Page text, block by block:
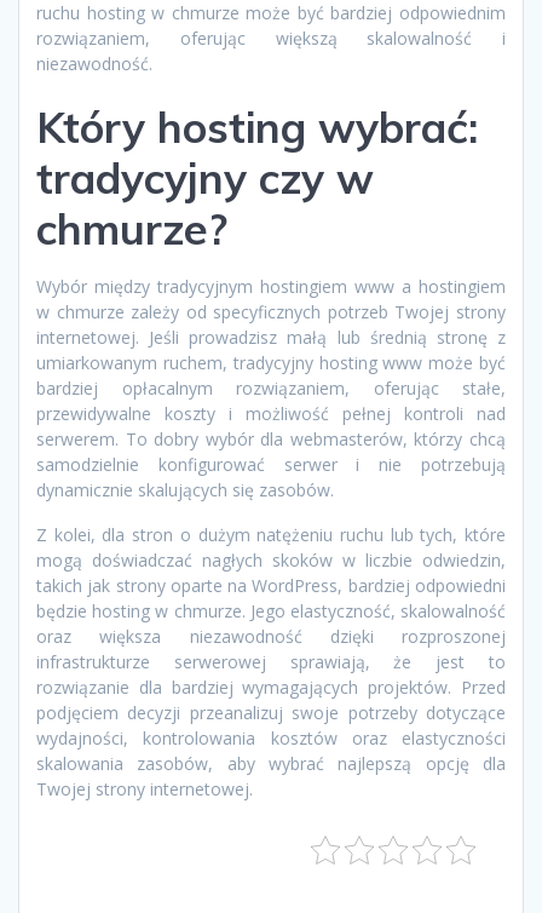
ruchu hosting w chmurze może być bardziej odpowiednim
rozwiązaniem, oferując większą skalowalność i
niezawodność.
Który hosting wybrać:
tradycyjny czy w
chmurze?
Wybór między tradycyjnym hostingiem www a hostingiem
w chmurze zależy od specyficznych potrzeb Twojej strony
internetowej. Jeśli prowadzisz małą lub średnią stronę z
umiarkowanym ruchem, tradycyjny hosting www może być
bardziej opłacalnym rozwiązaniem, oferując stałe,
przewidywalne koszty i możliwość pełnej kontroli nad
serwerem. To dobry wybór dla webmasterów, którzy chcą
samodzielnie konfigurować serwer i nie potrzebują
dynamicznie skalujących się zasobów.
Z kolei, dla stron o dużym natężeniu ruchu lub tych, które
mogą doświadczać nagłych skoków w liczbie odwiedzin,
takich jak strony oparte na WordPress, bardziej odpowiedni
będzie hosting w chmurze. Jego elastyczność, skalowalność
oraz większa niezawodność dzięki rozproszonej
infrastrukturze serwerowej sprawiają, że jest to
rozwiązanie dla bardziej wymagających projektów. Przed
podjęciem decyzji przeanalizuj swoje potrzeby dotyczące
wydajności, kontrolowania kosztów oraz elastyczności
skalowania zasobów, aby wybrać najlepszą opcję dla
Twojej strony internetowej.